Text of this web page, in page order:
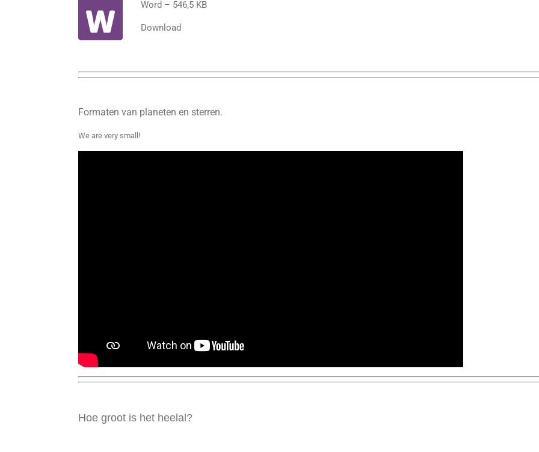
Word – 546,5 KB
Download
Formaten van planeten en sterren.
We are very small!
Hoe groot is het heelal?